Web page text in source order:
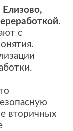
с
вторичных